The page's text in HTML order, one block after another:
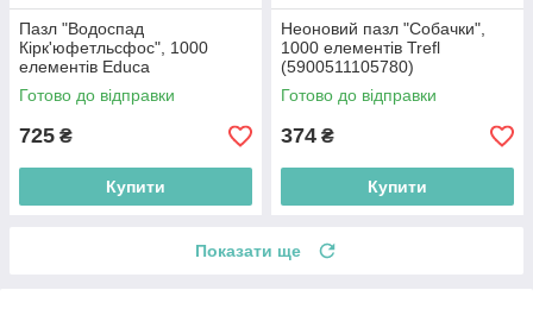
Пазл "Водоспад
Кірк'юфетльсфос", 1000
елементів Educa
(8412668179714)
Готово до відправки
725 ₴
Купити
Неоновий пазл "Собачки",
1000 елементів Trefl
(5900511105780)
Готово до відправки
374 ₴
Купити
Показати ще